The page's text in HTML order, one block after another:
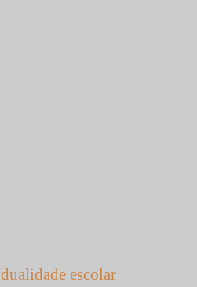
dualidade escolar